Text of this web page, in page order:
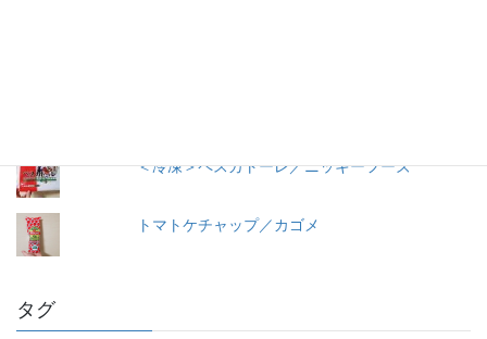
＜冷凍＞ペスカトーレ／ニッキーフーズ
トマトケチャップ／カゴメ
タグ